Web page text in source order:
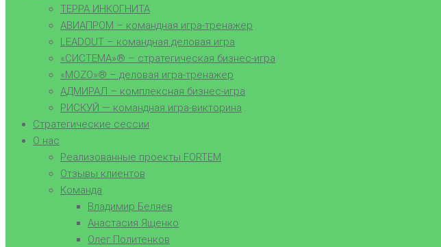
ТЕРРА ИНКОГНИТА
АВИАПРОМ – командная игра-тренажер
LEADOUT – командная деловая игра
«СИСТЕМА»® – стратегическая бизнес-игра
«MOZO»® – деловая игра-тренажер
АДМИРАЛ – комплексная бизнес-игра
РИСКУЙ — командная игра-викторина
Стратегические сессии
О нас
Реализованные проекты FORTEM
Отзывы клиентов
Команда
Владимир Беляев
Анастасия Ященко
Олег Политенков